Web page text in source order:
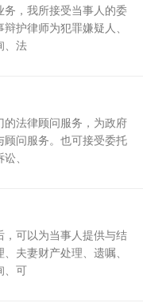
务，我所接受当事人的委
护律师为犯罪嫌疑人、
、法
的法律顾问服务，为政府
顾问服务。也可接受委托
、
，可以为当事人提供与结
夫妻财产处理、遗嘱、
、可